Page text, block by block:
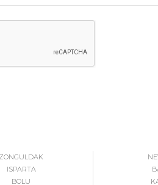
ZONGULDAK
ISPARTA
BOLU